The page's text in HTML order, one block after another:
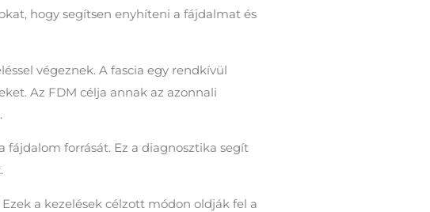
hogy segítsen enyhíteni a fájdalmat és
végeznek. A fascia egy rendkívül
Az FDM célja annak az azonnali
fájdalom forrását. Ez a diagnosztika segít
a kezelések célzott módon oldják fel a